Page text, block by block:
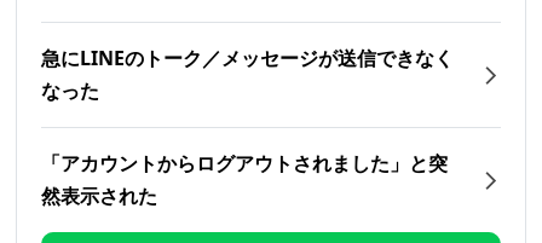
急にLINEのトーク／メッセージが送信できなく
なった
「アカウントからログアウトされました」と突
然表示された